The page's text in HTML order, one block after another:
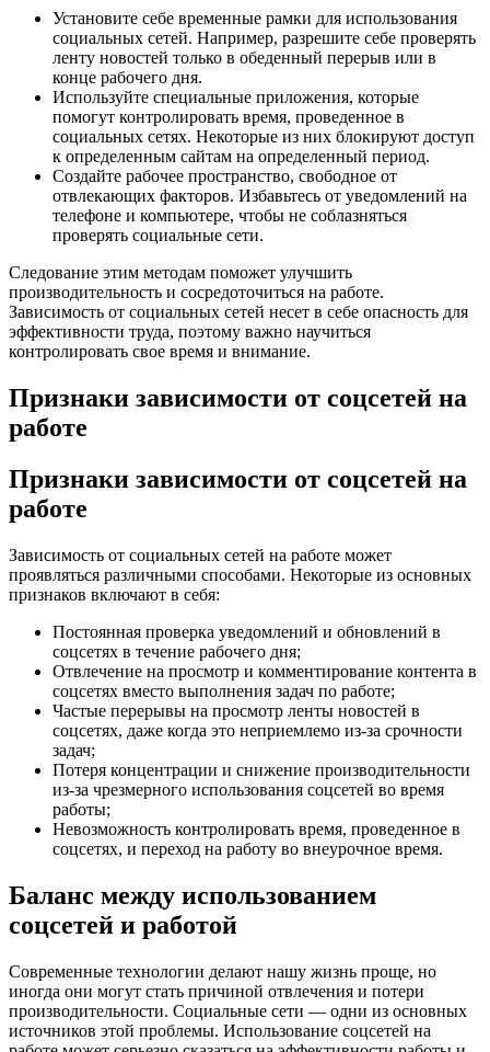
Установите себе временные рамки для использования
социальных сетей. Например, разрешите себе проверять
ленту новостей только в обеденный перерыв или в
конце рабочего дня.
Используйте специальные приложения, которые
помогут контролировать время, проведенное в
социальных сетях. Некоторые из них блокируют доступ
к определенным сайтам на определенный период.
Создайте рабочее пространство, свободное от
отвлекающих факторов. Избавьтесь от уведомлений на
телефоне и компьютере, чтобы не соблазняться
проверять социальные сети.
Следование этим методам поможет улучшить
производительность и сосредоточиться на работе.
Зависимость от социальных сетей несет в себе опасность для
эффективности труда, поэтому важно научиться
контролировать свое время и внимание.
Признаки зависимости от соцсетей на
работе
Признаки зависимости от соцсетей на
работе
Зависимость от социальных сетей на работе может
проявляться различными способами. Некоторые из основных
признаков включают в себя:
Постоянная проверка уведомлений и обновлений в
соцсетях в течение рабочего дня;
Отвлечение на просмотр и комментирование контента в
соцсетях вместо выполнения задач по работе;
Частые перерывы на просмотр ленты новостей в
соцсетях, даже когда это неприемлемо из-за срочности
задач;
Потеря концентрации и снижение производительности
из-за чрезмерного использования соцсетей во время
работы;
Невозможность контролировать время, проведенное в
соцсетях, и переход на работу во внеурочное время.
Баланс между использованием
соцсетей и работой
Современные технологии делают нашу жизнь проще, но
иногда они могут стать причиной отвлечения и потери
производительности. Социальные сети — одни из основных
источников этой проблемы. Использование соцсетей на